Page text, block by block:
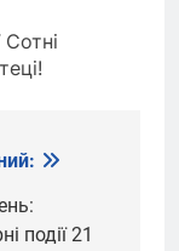
Сотні
події 21